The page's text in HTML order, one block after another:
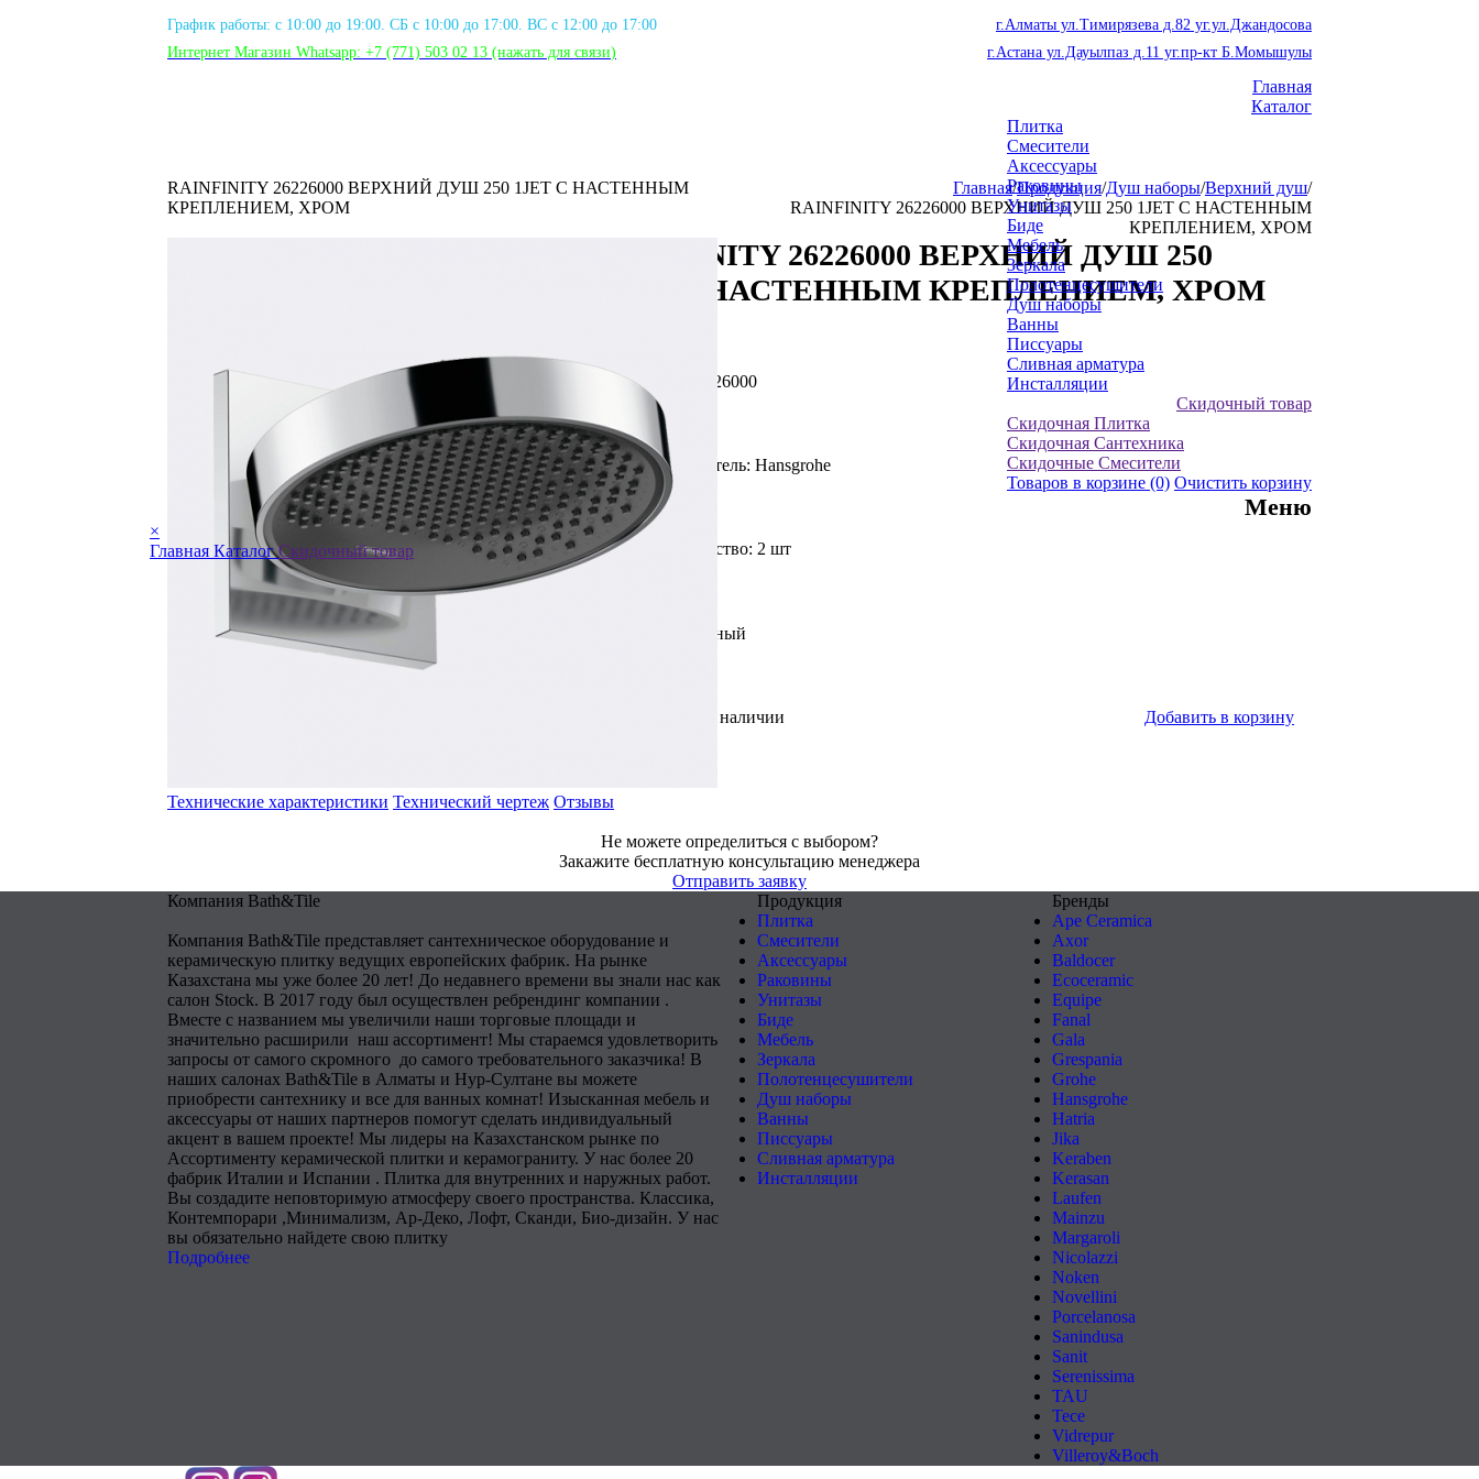
График работы: с 10:00 до 19:00. СБ с 10:00 до 17:00. ВС с 12:00 до 17:00
Интернет Магазин Whatsapp: +7 (771) 503 02 13 (нажать для связи)
г.Алматы ул.Тимирязева д.82 уг.ул.Джандосова
г.Астана ул.Дауылпаз д.11 уг.пр-кт Б.Момышулы
Главная
Каталог
Плитка
Смесители
Аксессуары
Раковины
Унитазы
Биде
Мебель
Зеркала
Полотенцесушители
Душ наборы
Ванны
Писсуары
Сливная арматура
Инсталляции
Скидочный товар
Скидочная Плитка
Скидочная Сантехника
Скидочные Смесители
Товаров в корзине (0) Очистить корзину
Меню
×
Главная КаталогСкидочный товар
RAINFINITY 26226000 ВЕРХНИЙ ДУШ 250 1JET С НАСТЕННЫМ
КРЕПЛЕНИЕМ, ХРОМ
Главная/Продукция/Душ наборы/Верхний душ/
RAINFINITY 26226000 ВЕРХНИЙ ДУШ 250 1JET С НАСТЕННЫМ
КРЕПЛЕНИЕМ, ХРОМ
RAINFINITY 26226000 ВЕРХНИЙ ДУШ 250
1JET С НАСТЕННЫМ КРЕПЛЕНИЕМ, ХРОМ
Артикул: HG_26226000
Фирма производитель: Hansgrohe
Доступное количество: 2 шт
Цвет: Хром|Чёрный
В наличии Добавить в корзину
Технические характеристики Технический чертеж Отзывы
Не можете определиться с выбором?
Закажите бесплатную консультацию менеджера
Отправить заявку
Компания Bath&Tile
Компания Bath&Tile представляет сантехническое оборудование и
керамическую плитку ведущих европейских фабрик. На рынке
Казахстана мы уже более 20 лет! До недавнего времени вы знали нас как
салон Stock. В 2017 году был осуществлен ребрендинг компании .
Вместе с названием мы увеличили наши торговые площади и
значительно расширили наш ассортимент! Мы стараемся удовлетворить
запросы от самого скромного до самого требовательного заказчика! В
наших салонах Bath&Tile в Алматы и Нур-Султане вы можете
приобрести сантехнику и все для ванных комнат! Изысканная мебель и
аксессуары от наших партнеров помогут сделать индивидуальный
акцент в вашем проекте! Мы лидеры на Казахстанском рынке по
Ассортименту керамической плитки и керамограниту. У нас более 20
фабрик Италии и Испании . Плитка для внутренних и наружных работ.
Вы создадите неповторимую атмосферу своего пространства. Классика,
Контемпорари ,Минимализм, Ар-Деко, Лофт, Сканди, Био-дизайн. У нас
вы обязательно найдете свою плитку
Подробнее
Продукция
Плитка
Смесители
Аксессуары
Раковины
Унитазы
Биде
Мебель
Зеркала
Полотенцесушители
Душ наборы
Ванны
Писсуары
Сливная арматура
Инсталляции
Бренды
Ape Ceramica
Axor
Baldocer
Ecoceramic
Equipe
Fanal
Gala
Grespania
Grohe
Hansgrohe
Hatria
Jika
Keraben
Kerasan
Laufen
Mainzu
Margaroli
Nicolazzi
Noken
Novellini
Porcelanosa
Sanindusa
Sanit
Serenissima
TAU
Tece
Vidrepur
Villeroy&Boch